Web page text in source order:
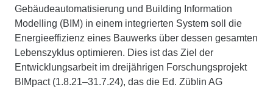
Gebäudeautomatisierung und Building Information
Modelling (BIM) in einem integrierten System soll die
Energieeffizienz eines Bauwerks über dessen gesamten
Lebenszyklus optimieren. Dies ist das Ziel der
Entwicklungsarbeit im dreijährigen Forschungsprojekt
BIMpact (1.8.21–31.7.24), das die Ed. Züblin AG